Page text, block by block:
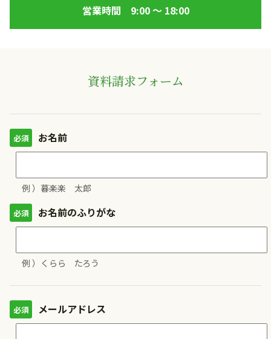
営業時間 9:00 ～ 18:00
資料請求フォーム
お名前
例 ）暮楽楽 太郎
お名前のふりがな
例 ）くらら たろう
メールアドレス